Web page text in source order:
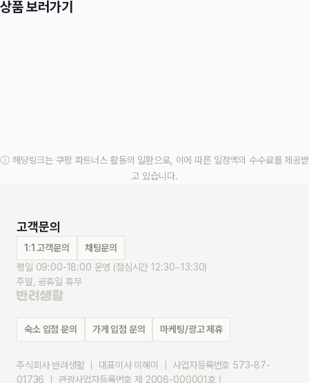
상품 보러가기
ⓘ 해당링크는 쿠팡 파트너스 활동의 일환으로, 이에 따른 일정액의 수수료를 제공받
고 있습니다.
고객문의
1:1 고객문의
채팅문의
평일 09:00-18:00 운영 (점심시간 12:30~13:30)
주말, 공휴일 휴무
숙소 입점 문의 가게 입점 문의 마케팅/광고 제휴
주식회사 반려생활 ｜ 대표이사 이혜미 ｜ 사업자등록번호 573-87-
01736 ｜ 관광사업자등록번호 제 2006-000001호 |